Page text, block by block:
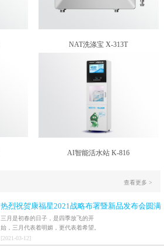
NAT洗涤宝 X-313T
AI智能活水站 K-816
热烈祝贺康福星2021战略布署暨新品发布会圆满
结束！！
三月是初春的日子，是四季放飞的开
始，三月代表着明媚，更代表着希望。
2021年3月9日，家人们激情澎湃地迎来
[2021-03-12]
查看更多 >